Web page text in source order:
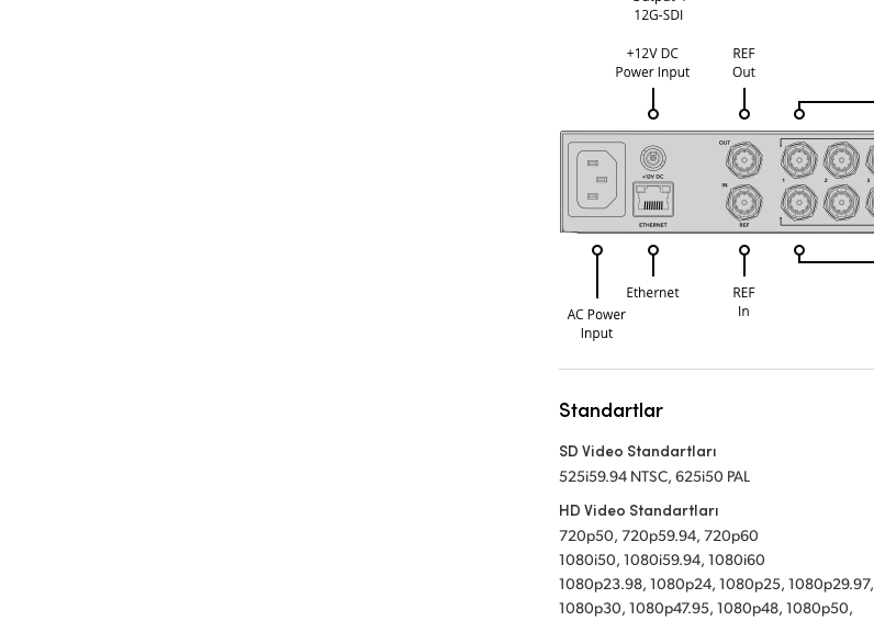
Standartlar
SD Video Standartları
525i59.94 NTSC, 625i50 PAL
HD Video Standartları
720p50, 720p59.94, 720p60
1080i50, 1080i59.94, 1080i60
1080p23.98, 1080p24, 1080p25, 1080p29.97,
1080p30, 1080p47.95, 1080p48, 1080p50,